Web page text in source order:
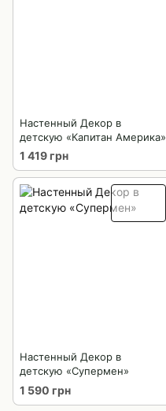
Настенный Декор в
детскую «Капитан Америка»
1 419 грн
Настенный Декор в
детскую «Супермен»
1 590 грн